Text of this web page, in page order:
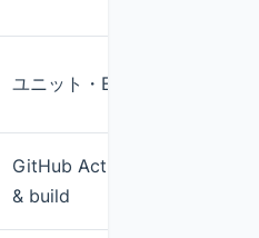
ユニット・E2E テスト
GitHub Actions による test
& build